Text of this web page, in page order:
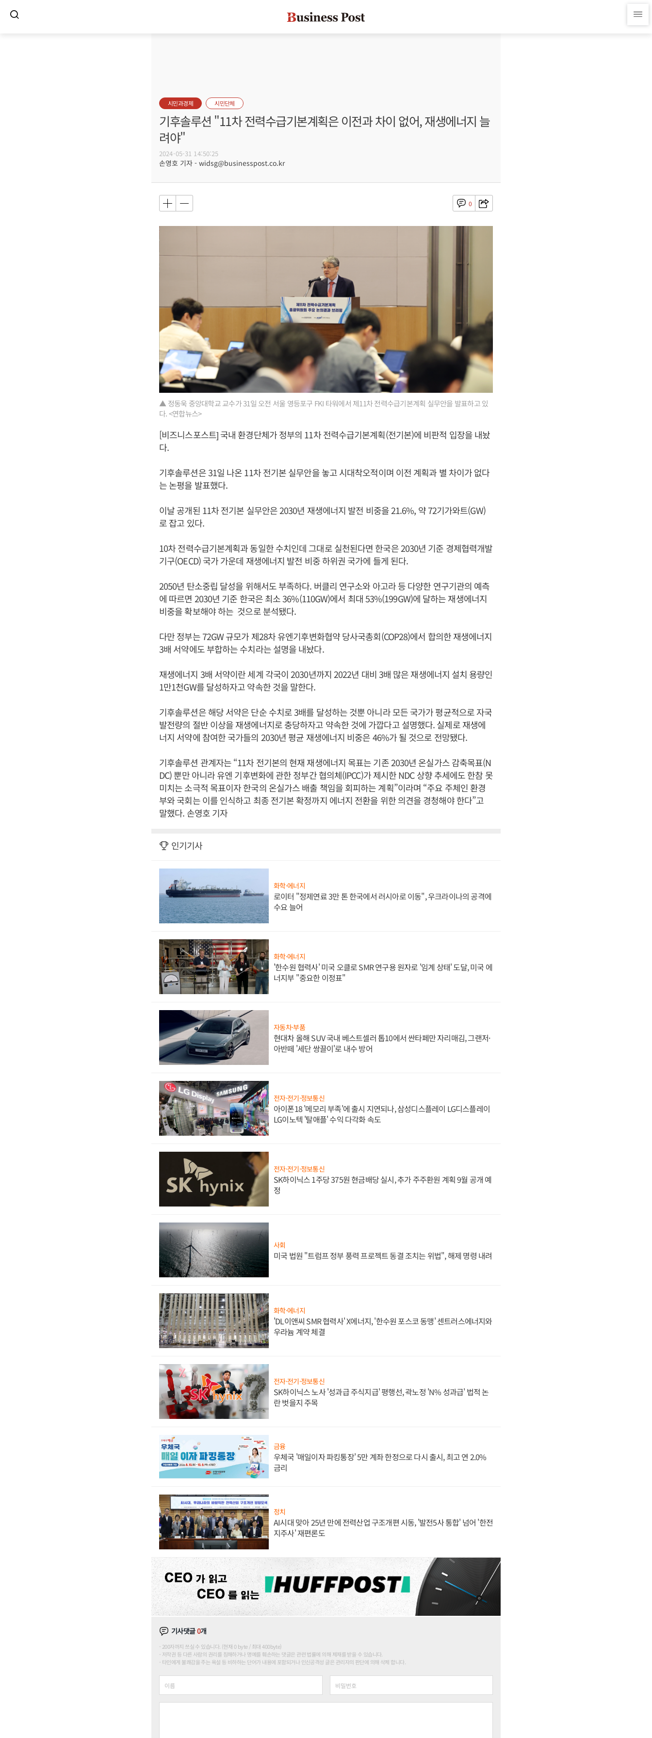
시민과경제 시민단체
기후솔루션 "11차 전력수급기본계획은 이전과 차이 없어, 재생에너지 늘
려야"
2024-05-31 14:50:25
손영호 기자 - widsg@businesspost.co.kr
0
▲ 정동욱 중앙대학교 교수가 31일 오전 서울 영등포구 FKI 타워에서 제11차 전력수급기본계획 실무안을 발표하고 있
다. <연합뉴스>
[비즈니스포스트] 국내 환경단체가 정부의 11차 전력수급기본계획(전기본)에 비판적 입장을 내놨
다.
기후솔루션은 31일 나온 11차 전기본 실무안을 놓고 시대착오적이며 이전 계획과 별 차이가 없다
는 논평을 발표했다.
이날 공개된 11차 전기본 실무안은 2030년 재생에너지 발전 비중을 21.6%, 약 72기가와트(GW)
로 잡고 있다.
10차 전력수급기본계획과 동일한 수치인데 그대로 실천된다면 한국은 2030년 기준 경제협력개발
기구(OECD) 국가 가운데 재생에너지 발전 비중 하위권 국가에 들게 된다.
2050년 탄소중립 달성을 위해서도 부족하다. 버클리 연구소와 아고라 등 다양한 연구기관의 예측
에 따르면 2030년 기준 한국은 최소 36%(110GW)에서 최대 53%(199GW)에 달하는 재생에너지
비중을 확보해야 하는 것으로 분석됐다.
다만 정부는 72GW 규모가 제28차 유엔기후변화협약 당사국총회(COP28)에서 합의한 재생에너지
3배 서약에도 부합하는 수치라는 설명을 내놨다.
재생에너지 3배 서약이란 세계 각국이 2030년까지 2022년 대비 3배 많은 재생에너지 설치 용량인
1만1천GW를 달성하자고 약속한 것을 말한다.
기후솔루션은 해당 서약은 단순 수치로 3배를 달성하는 것뿐 아니라 모든 국가가 평균적으로 자국
발전량의 절반 이상을 재생에너지로 충당하자고 약속한 것에 가깝다고 설명했다. 실제로 재생에
너지 서약에 참여한 국가들의 2030년 평균 재생에너지 비중은 46%가 될 것으로 전망됐다.
기후솔루션 관계자는 “11차 전기본의 현재 재생에너지 목표는 기존 2030년 온실가스 감축목표(N
DC) 뿐만 아니라 유엔 기후변화에 관한 정부간 협의체(IPCC)가 제시한 NDC 상향 추세에도 한참 못
미치는 소극적 목표이자 한국의 온실가스 배출 책임을 회피하는 계획”이라며 “주요 주체인 환경
부와 국회는 이를 인식하고 최종 전기본 확정까지 에너지 전환을 위한 의견을 경청해야 한다”고
말했다. 손영호 기자
인기기사
화학·에너지
로이터 "정제연료 3만 톤 한국에서 러시아로 이동", 우크라이나의 공격에
수요 늘어
화학·에너지
'한수원 협력사' 미국 오클로 SMR 연구용 원자로 '임계 상태' 도달, 미국 에
너지부 "중요한 이정표"
자동차·부품
현대차 올해 SUV 국내 베스트셀러 톱10에서 싼타페만 자리매김, 그랜저·
아반떼 '세단 쌍끌이'로 내수 방어
전자·전기·정보통신
아이폰18 '메모리 부족'에 출시 지연되나, 삼성디스플레이 LG디스플레이
LG이노텍 '탈애플' 수익 다각화 속도
전자·전기·정보통신
SK하이닉스 1주당 375원 현금배당 실시, 추가 주주환원 계획 9월 공개 예
정
사회
미국 법원 "트럼프 정부 풍력 프로젝트 동결 조치는 위법", 해제 명령 내려
화학·에너지
'DL이앤씨 SMR 협력사' X에너지, '한수원 포스코 동맹' 센트러스에너지와
우라늄 계약 체결
전자·전기·정보통신
SK하이닉스 노사 '성과급 주식지급' 평행선, 곽노정 'N% 성과급' 법적 논
란 벗을지 주목
금융
우체국 '매일이자 파킹통장' 5만 계좌 한정으로 다시 출시, 최고 연 2.0%
금리
정치
AI시대 맞아 25년 만에 전력산업 구조개편 시동, '발전5사 통합' 넘어 '한전
지주사' 재편론도
기사댓글0개
200자까지 쓰실 수 있습니다. (현재 0 byte / 최대 400byte)
저작권 등 다른 사람의 권리를 침해하거나 명예를 훼손하는 댓글은 관련 법률에 의해 제재를 받을 수 있습니다.
타인에게 불쾌감을 주는 욕설 등 비하하는 단어가 내용에 포함되거나 인신공격성 글은 관리자의 판단에 의해 삭제 합니다.